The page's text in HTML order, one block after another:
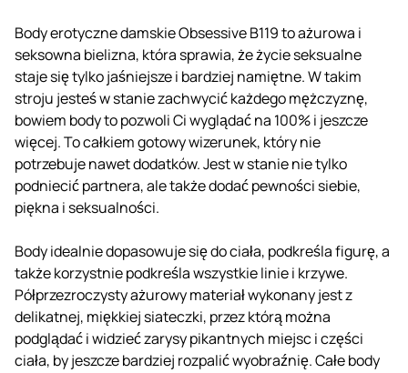
Body erotyczne damskie Obsessive B119 to ażurowa i
seksowna bielizna, która sprawia, że życie seksualne
staje się tylko jaśniejsze i bardziej namiętne. W takim
stroju jesteś w stanie zachwycić każdego mężczyznę,
bowiem body to pozwoli Ci wyglądać na 100% i jeszcze
więcej. To całkiem gotowy wizerunek, który nie
potrzebuje nawet dodatków. Jest w stanie nie tylko
podniecić partnera, ale także dodać pewności siebie,
piękna i seksualności.
Body idealnie dopasowuje się do ciała, podkreśla figurę, a
także korzystnie podkreśla wszystkie linie i krzywe.
Półprzezroczysty ażurowy materiał wykonany jest z
delikatnej, miękkiej siateczki, przez którą można
podglądać i widzieć zarysy pikantnych miejsc i części
ciała, by jeszcze bardziej rozpalić wyobraźnię. Całe body